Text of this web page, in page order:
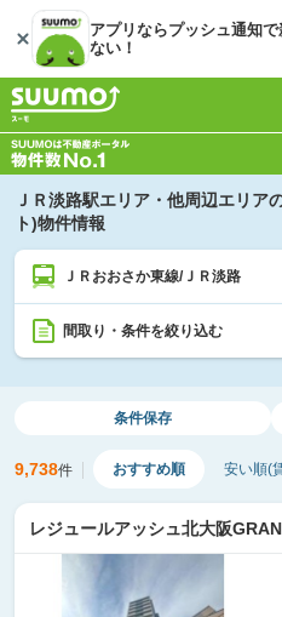
アプリならプッシュ通知
ない！
ＪＲ淡路駅エリア・他周辺エリア
ト)物件情報
ＪＲおおさか東線/ＪＲ淡路
間取り・条件を絞り込む
条件保存
9,738件 おすすめ順 安い順(
レジュールアッシュ北大阪